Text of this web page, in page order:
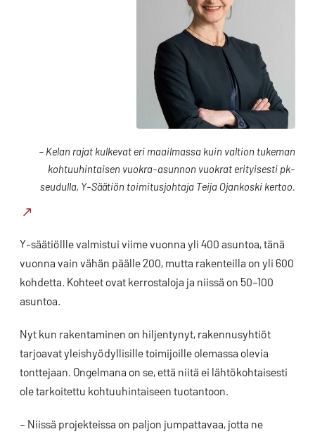
– Kelan rajat kulkevat eri maailmassa kuin valtion tukeman
kohtuuhintaisen vuokra-asunnon vuokrat erityisesti pk-
seudulla, Y-Säätiön toimitusjohtaja Teija Ojankoski kertoo.
Y-säätiöllle valmistui viime vuonna yli 400 asuntoa, tänä
vuonna vain vähän päälle 200, mutta rakenteilla on yli 600
kohdetta. Kohteet ovat kerrostaloja ja niissä on 50–100
asuntoa.
Nyt kun rakentaminen on hiljentynyt, rakennusyhtiöt
tarjoavat yleishyödyllisille toimijoille olemassa olevia
tonttejaan. Ongelmana on se, että niitä ei lähtökohtaisesti
ole tarkoitettu kohtuuhintaiseen tuotantoon.
– Niissä projekteissa on paljon jumpattavaa, jotta ne